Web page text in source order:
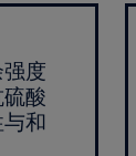
度
酸
和